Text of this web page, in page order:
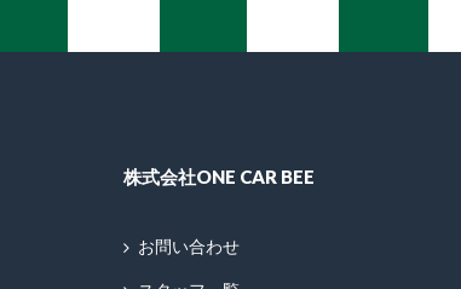
株式会社ONE CAR BEE
お問い合わせ